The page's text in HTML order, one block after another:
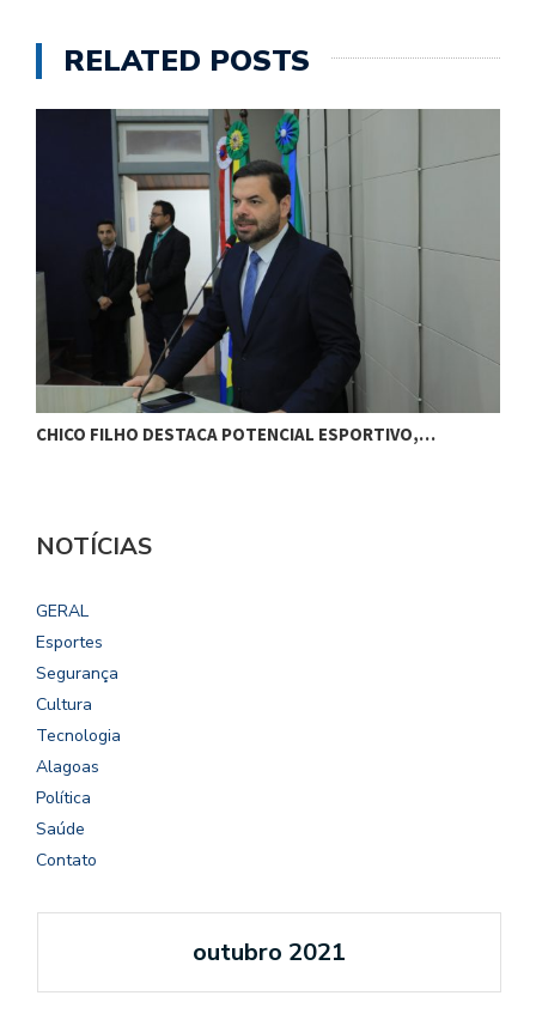
RELATED POSTS
CHICO FILHO DESTACA POTENCIAL ESPORTIVO,…
NOTÍCIAS
GERAL
Esportes
Segurança
Cultura
Tecnologia
Alagoas
Política
Saúde
Contato
outubro 2021